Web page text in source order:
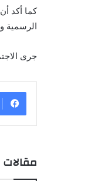
كما أكد
الرسمية
جرى